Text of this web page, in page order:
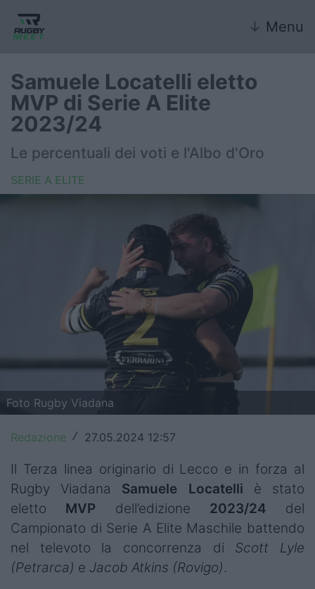
↓ Menu
Nazionale
Nazionali giovanili
Rugby Sevens
United Rugby Championship
Premiership
Champions Cup
Challenge Cup
Rugby World Cup
Super Rugby
Rugby in TV
Samuele Locatelli eletto
MVP di Serie A Elite
2023/24
Le percentuali dei voti e l'Albo d'Oro
SERIE A ELITE
Foto Rugby Viadana
Redazione / 27.05.2024 12:57
Il Terza linea originario di Lecco e in forza al
Rugby Viadana Samuele Locatelli è stato
eletto MVP dell’edizione 2023/24 del
Campionato di Serie A Elite Maschile battendo
nel televoto la concorrenza di Scott Lyle
(Petrarca) e Jacob Atkins (Rovigo).